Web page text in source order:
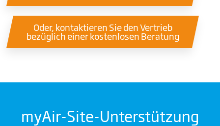
Oder, kontaktieren Sie den Vertrieb
bezüglich einer kostenlosen Beratung
myAir-Site-Unterstützung